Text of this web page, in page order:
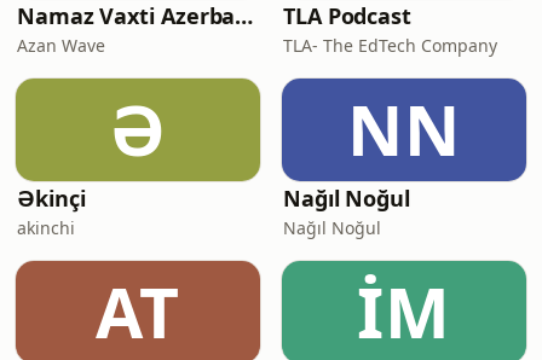
Namaz Vaxti Azerbaijan — Azan & Prayer Times
Azan Wave
TLA Podcast
TLA- The EdTech Company
Ə
Əkinçi
akinchi
NN
Nağıl Noğul
Nağıl Noğul
AT İM